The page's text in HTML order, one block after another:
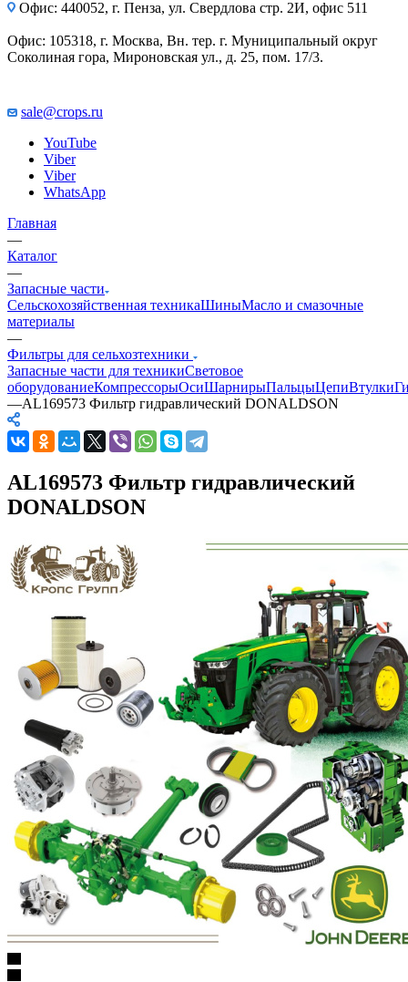
Офис: 440052, г. Пенза, ул. Свердлова стр. 2И, офис 511
Офис: 105318, г. Москва, Вн. тер. г. Муниципальный округ
Соколиная гора, Мироновская ул., д. 25, пом. 17/3.
sale@crops.ru
YouTube
Viber
Viber
WhatsApp
Главная
—
Каталог
—
Запасные части
Сельскохозяйственная техникаШиныМасло и смазочные
материалы
—
Фильтры для сельхозтехники
Запасные части для техникиСветовое
оборудованиеКомпрессорыОсиШарнирыПальцыЦепиВтулки
—AL169573 Фильтр гидравлический DONALDSON
AL169573 Фильтр гидравлический
DONALDSON